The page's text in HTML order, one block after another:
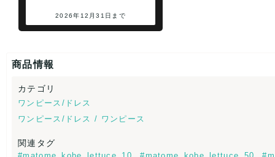
2026年12月31日まで
商品情報
カテゴリ
ワンピース/ドレス
ワンピース/ドレス / ワンピース
関連タグ